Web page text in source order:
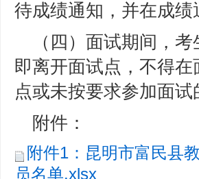
待成绩通知，并在成
（四）面试期间，
即离开面试点，不得
点或未按要求参加面
附件：
附件1：昆明市富民县
员名单.xlsx